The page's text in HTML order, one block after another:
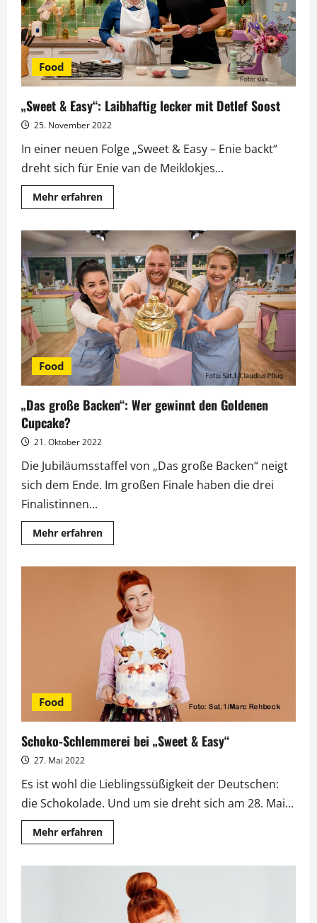
Food
„Sweet & Easy“: Laibhaftig lecker mit Detlef Soost
25. November 2022
In einer neuen Folge „Sweet & Easy – Enie backt“
dreht sich für Enie van de Meiklokjes...
Mehr erfahrenMehr
Informationen
&
Easy“:
Laibhaftig
lecker
mit
Detlef
Soost
Food
„Das große Backen“: Wer gewinnt den Goldenen
Cupcake?
21. Oktober 2022
Die Jubiläumsstaffel von „Das große Backen“ neigt
sich dem Ende. Im großen Finale haben die drei
Finalistinnen...
Mehr erfahrenMehr
Informationen
große
Backen“:
Wer
gewinnt
den
Goldenen
Cupcake?
Food
Schoko-Schlemmerei bei „Sweet & Easy“
27. Mai 2022
Es ist wohl die Lieblingssüßigkeit der Deutschen:
die Schokolade. Und um sie dreht sich am 28. Mai...
Mehr erfahrenMehr
Informationen
Schlemmerei
„Sweet
Easy“